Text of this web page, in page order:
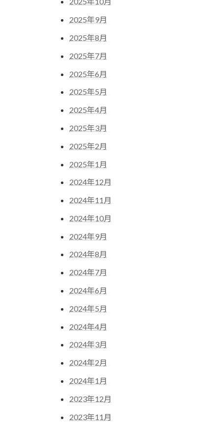
2025年9月
2025年8月
2025年7月
2025年6月
2025年5月
2025年4月
2025年3月
2025年2月
2025年1月
2024年12月
2024年11月
2024年10月
2024年9月
2024年8月
2024年7月
2024年6月
2024年5月
2024年4月
2024年3月
2024年2月
2024年1月
2023年12月
2023年11月